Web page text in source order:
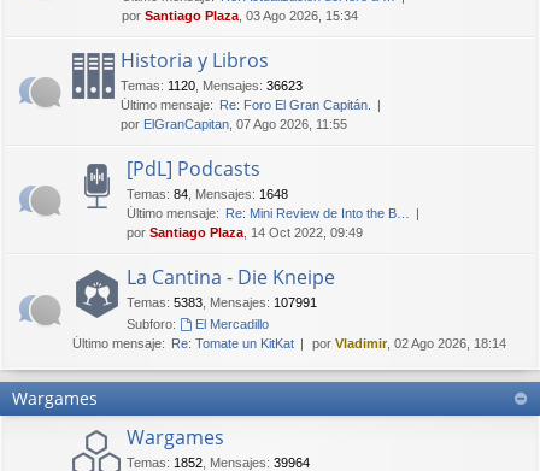
por Santiago Plaza , 03 Ago 2026, 15:34
Historia y Libros
Temas: 1120 Mensajes: 36623
Último mensaje: Re: Foro El Gran Capitán.
por ElGranCapitan , 07 Ago 2026, 11:55
[PdL] Podcasts
Temas: 84 Mensajes: 1648
Último mensaje: Re: Mini Review de Into the B…
por Santiago Plaza , 14 Oct 2022, 09:49
La Cantina - Die Kneipe
Temas: 5383 Mensajes: 107991
Subforo:
El Mercadillo
Último mensaje: Re: Tomate un KitKat por Vladimir, 02 Ago 2026, 18:14
Wargames
Wargames
Temas: 1852 Mensajes: 39964